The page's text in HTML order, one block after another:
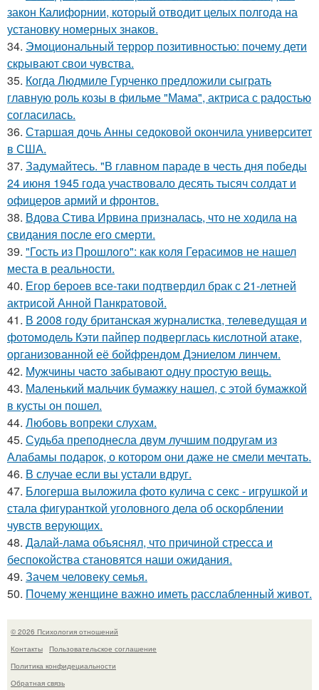
закон Калифорнии, который отводит целых полгода на
установку номерных знаков.
34. Эмоциональный террор позитивностью: почему дети
скрывают свои чувства.
35. Когда Людмиле Гурченко предложили сыграть
главную роль козы в фильме "Мама", актриса с радостью
согласилась.
36. Старшая дочь Анны седоковой окончила университет
в США.
37. Задумайтесь. "В главном параде в честь дня победы
24 июня 1945 года участвовало десять тысяч солдат и
офицеров армий и фронтов.
38. Вдова Стива Ирвина призналась, что не ходила на
свидания после его смерти.
39. "Гость из Прошлого": как коля Герасимов не нашел
места в реальности.
40. Егор бероев все-таки подтвердил брак с 21-летней
актрисой Анной Панкратовой.
41. В 2008 году британская журналистка, телеведущая и
фотомодель Кэти пайпер подверглась кислотной атаке,
организованной её бойфрендом Дэниелом линчем.
42. Мужчины чacтo зaбывaют oдну пpocтую вeщь.
43. Маленький мальчик бумажку нашел, с этой бумажкой
в кусты он пошел.
44. Любовь вопреки слухам.
45. Судьба преподнесла двум лучшим подругам из
Алабамы подарок, о котором они даже не смели мечтать.
46. В случае если вы устали вдруг.
47. Блогерша выложила фото кулича с секс - игрушкой и
стала фигуранткой уголовного дела об оскорблении
чувств верующих.
48. Далай-лама объяснял, что причиной стресса и
беспокойства становятся наши ожидания.
49. Зачем человеку семья.
50. Почему женщине важно иметь расслабленный живот.
© 2026 Психология отношений
Контакты
Пользовательское соглашение
Политика конфидециальности
Обратная связь